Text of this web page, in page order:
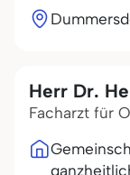
Herr Dr.
Facharzt für